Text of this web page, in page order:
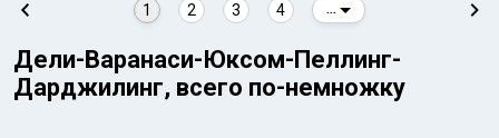
1 2 3 4
Дели-Варанаси-Юксом-Пеллинг-
Дарджилинг, всего по-немножку